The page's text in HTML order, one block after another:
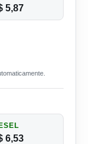
5,87
6,53